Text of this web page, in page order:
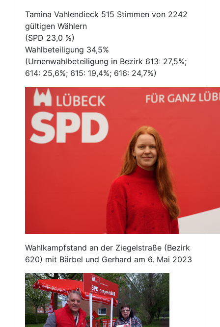
Tamina Vahlendieck 515 Stimmen von 2242
gültigen Wählern
(SPD 23,0 %)
Wahlbeteiligung 34,5%
(Urnenwahlbeteiligung in Bezirk 613: 27,5%;
614: 25,6%; 615: 19,4%; 616: 24,7%)
Wahlkampfstand an der Ziegelstraße (Bezirk
620) mit Bärbel und Gerhard am 6. Mai 2023